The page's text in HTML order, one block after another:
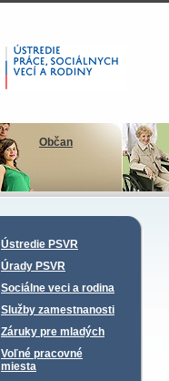
Občan
Ústredie PSVR
Úrady PSVR
Sociálne veci a rodina
Služby zamestnanosti
Záruky pre mladých
Voľné pracovné
miesta